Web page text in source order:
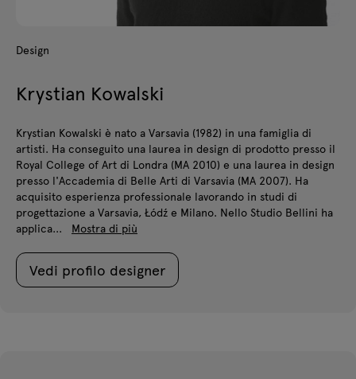
Design
Krystian Kowalski
Krystian Kowalski è nato a Varsavia (1982) in una famiglia di
artisti. Ha conseguito una laurea in design di prodotto presso il
Royal College of Art di Londra (MA 2010) e una laurea in design
presso l'Accademia di Belle Arti di Varsavia (MA 2007). Ha
acquisito esperienza professionale lavorando in studi di
progettazione a Varsavia, Łódź e Milano. Nello Studio Bellini ha
applica...
Mostra di più
Vedi profilo designer